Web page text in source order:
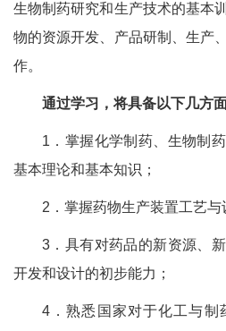
生物制药研究和生产技术的基本
物的资源开发、产品研制、生产
作。
通过学习，将具备以下几方
1．掌握化学制药、生物制
基本理论和基本知识；
2．掌握药物生产装置工艺与
3．具有对药品的新资源、
开发和设计的初步能力；
4．熟悉国家对于化工与制